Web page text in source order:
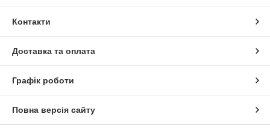
Контакти
Доставка та оплата
Графік роботи
Повна версія сайту